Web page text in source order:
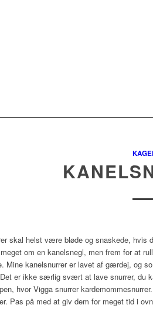
skal helst være bløde og snaskede, hvis
om en kanelsnegl, men frem for at
Mine kanelsnurrer er lavet af gærdej, og
er ikke særlig svært at lave snurrer, du
hvor Vigga snurrer
Pas på med at giv dem for meget tid i